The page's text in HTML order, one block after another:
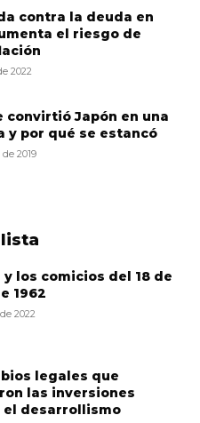
contra la deuda en
el riesgo de
2022
convirtió Japón en una
y por qué se estancó
2019
los comicios del 18 de
1962
2022
legales que
las inversiones
el desarrollismo